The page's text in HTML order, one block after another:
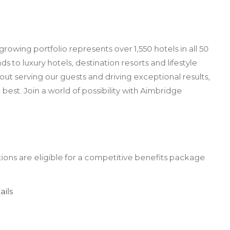
portfolio represents over 1,550 hotels in all 50
to luxury hotels, destination resorts and lifestyle
serving our guests and driving exceptional results,
Join a world of possibility with Aimbridge
are eligible for a competitive benefits package